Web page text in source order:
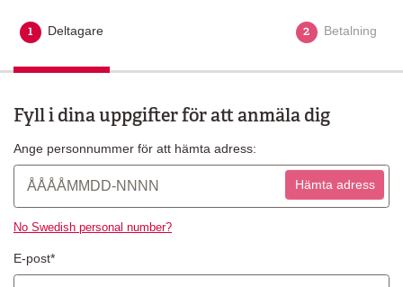
1 Aktuellt steg
Deltagare 2 Betalning
Fyll i dina uppgifter för att anmäla dig
Ange personnummer för att hämta adress:
Hämta adress
No Swedish personal number?
E-post*